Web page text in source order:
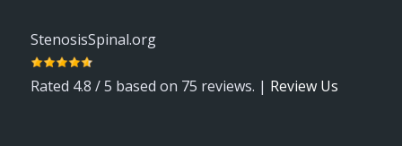
StenosisSpinal.org
Rated 4.8 / 5 based on 75 reviews. | Review Us